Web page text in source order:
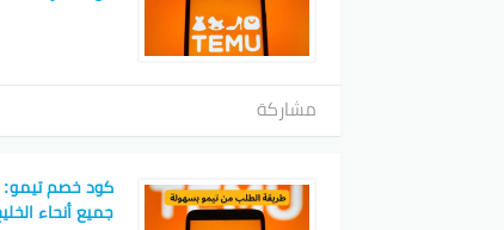
مشاركة
كود خصم
جميع أنحاء